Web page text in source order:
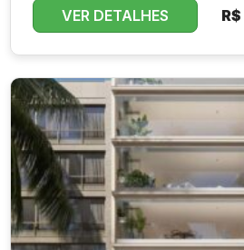
VER DETALHES R$